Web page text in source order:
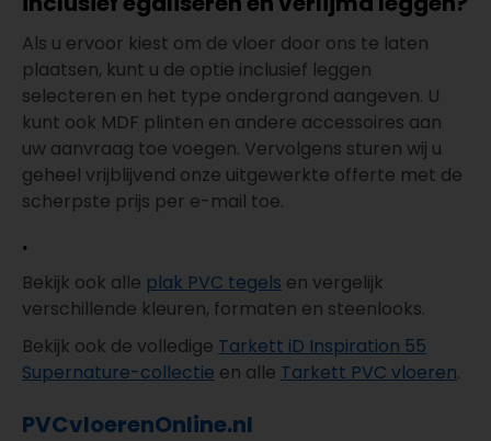
Als u ervoor kiest om de vloer door ons te laten
plaatsen, kunt u de optie inclusief leggen
selecteren en het type ondergrond aangeven. U
kunt ook MDF plinten en andere accessoires aan
uw aanvraag toe voegen. Vervolgens sturen wij u
geheel vrijblijvend onze uitgewerkte offerte met de
scherpste prijs per e-mail toe.
.
Bekijk ook alle plak PVC tegels en vergelijk
verschillende kleuren, formaten en steenlooks.
Bekijk ook de volledige Tarkett iD Inspiration 55
Supernature-collectie en alle Tarkett PVC vloeren.
PVCvloerenOnline.nl